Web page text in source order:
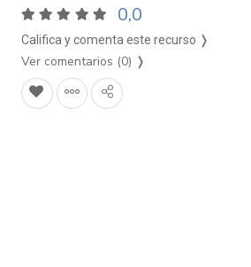
0,0
Califica y comenta este recurso ❭
Ver comentarios (0) ❭